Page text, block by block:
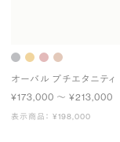
オーバル プチエタニティ
¥173,000 〜 ¥213,000
表示商品： ¥198,000